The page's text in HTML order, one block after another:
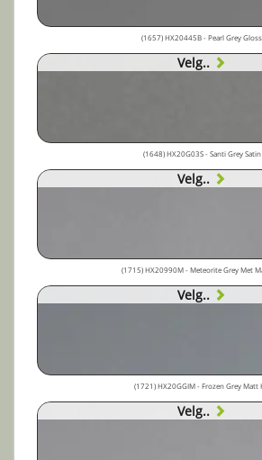
(1657) HX20445B - Pearl Grey Gloss
Velg..
(1648) HX20G03S - Santi Grey Satin
Velg..
(1715) HX20990M - Meteorite Grey Met
Velg..
(1721) HX20GGIM - Frozen Grey Matt
Velg..